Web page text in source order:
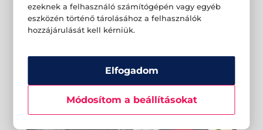
ezeknek a felhasználó számítógépén vagy egyéb
eszközén történő tárolásához a felhasználók
hozzájárulását kell kérniük.
Elfogadom
Módosítom a beállításokat